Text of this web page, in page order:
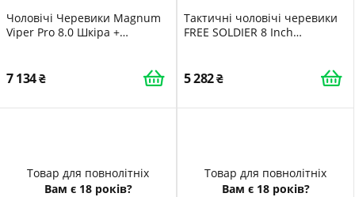
Чоловічі Черевики Magnum
Viper Pro 8.0 Шкіра +
7 134
Тактичні чоловічі черевики
FREE SOLDIER 8 Inch
робочі черевики, Desert
5 282
Товар для повнолітніх
Вам є 18 років?
Товар для повнолітніх
Вам є 18 років?